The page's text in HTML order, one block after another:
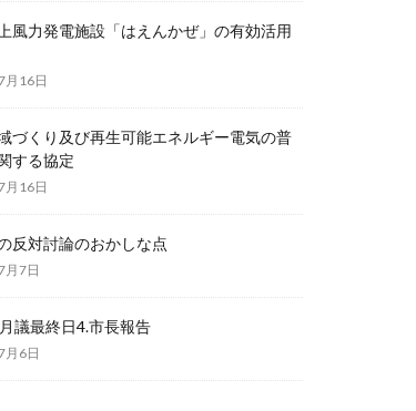
風力発電施設「はえんかぜ」の有効活用
月16日
づくり及び再生可能エネルギー電気の普
する協定
月16日
反対討論のおかしな点
月7日
議最終日4.市長報告
月6日